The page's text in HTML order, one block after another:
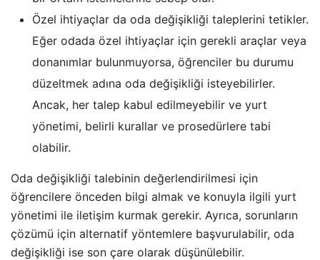
Özel ihtiyaçlar da oda değişikliği taleplerini tetikler.
Eğer odada özel ihtiyaçlar için gerekli araçlar veya
donanımlar bulunmuyorsa, öğrenciler bu durumu
düzeltmek adına oda değişikliği isteyebilirler.
Ancak, her talep kabul edilmeyebilir ve yurt
yönetimi, belirli kurallar ve prosedürlere tabi
olabilir.
Oda değişikliği talebinin değerlendirilmesi için
öğrencilere önceden bilgi almak ve konuyla ilgili yurt
yönetimi ile iletişim kurmak gerekir. Ayrıca, sorunların
çözümü için alternatif yöntemlere başvurulabilir, oda
değişikliği ise son çare olarak düşünülebilir.